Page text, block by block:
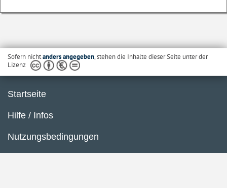
Sofern nichtanders angegeben, stehen die Inhalte dieser Seite unter der
Lizenz
Startseite
Hilfe / Infos
Nutzungsbedingungen